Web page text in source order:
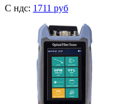
C ндс: 1711 руб